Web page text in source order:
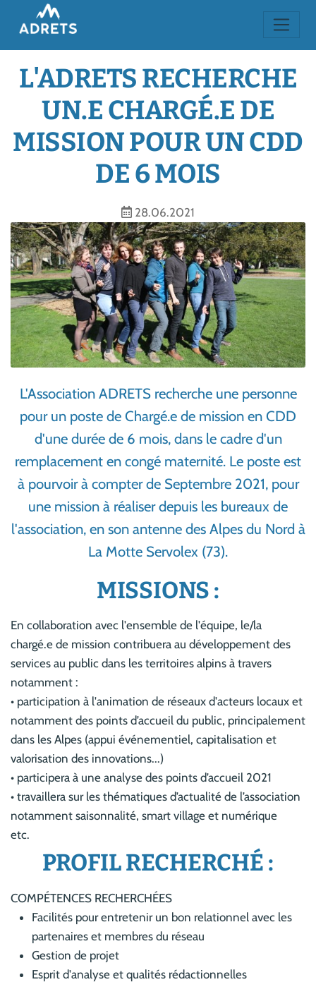
L'ADRETS RECHERCHE
UN.E CHARGÉ.E DE
MISSION POUR UN CDD
DE 6 MOIS
28.06.2021
L'Association ADRETS recherche une personne
pour un poste de Chargé.e de mission en CDD
d'une durée de 6 mois, dans le cadre d'un
remplacement en congé maternité. Le poste est
à pourvoir à compter de Septembre 2021, pour
une mission à réaliser depuis les bureaux de
l'association, en son antenne des Alpes du Nord à
La Motte Servolex (73).
MISSIONS :
En collaboration avec l'ensemble de l'équipe, le/la
chargé.e de mission contribuera au développement des
services au public dans les territoires alpins à travers
notamment :
• participation à l'animation de réseaux d'acteurs locaux et
notamment des points d’accueil du public, principalement
dans les Alpes (appui événementiel, capitalisation et
valorisation des innovations...)
• participera à une analyse des points d’accueil 2021
• travaillera sur les thématiques d’actualité de l’association
notamment saisonnalité, smart village et numérique
etc.
PROFIL RECHERCHÉ :
COMPÉTENCES RECHERCHÉES
Facilités pour entretenir un bon relationnel avec les
partenaires et membres du réseau
Gestion de projet
Esprit d'analyse et qualités rédactionnelles